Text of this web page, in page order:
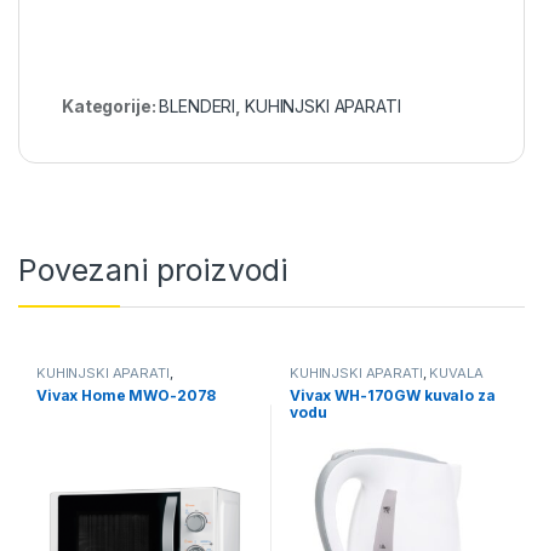
Kategorije:BLENDERI KUHINJSKI APARATI
Povezani proizvodi
KUHINJSKI APARATI,
MIKROTALASNE
Vivax Home MWO-2078
KUHINJSKI APARATI, KUVALA
Vivax WH-170GW kuvalo za
vodu